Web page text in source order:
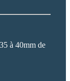
à 40mm de